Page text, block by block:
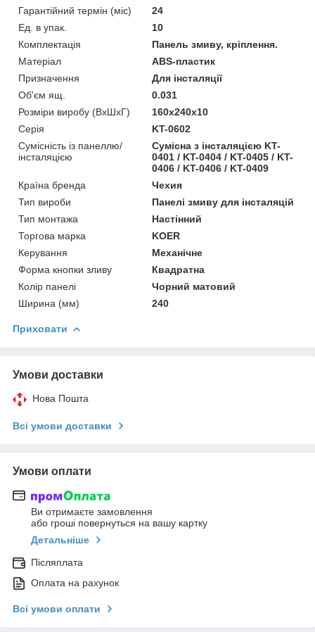
Гарантійний термін (міс)
24
Ед. в упак.
10
Комплектація
Панель змиву, кріплення.
Матеріал
ABS-пластик
Призначення
Для інсталяції
Об'єм ящ.
0.031
Розміри виробу (ВхШхГ)
160x240x10
Серія
KT-0602
Сумісність із панеллю/
інсталяцією
Сумісна з інсталяцією KT-
0401 / KT-0404 / KT-0405 / KT-
0406 / KT-0406 / KT-0409
Країна бренда
Чехия
Тип вироби
Панелі змиву для інсталяцій
Тип монтажа
Настінний
Торгова марка
KOER
Керування
Механічне
Форма кнопки зливу
Квадратна
Колір панелі
Чорний матовий
Ширина (мм)
240
Приховати
Умови доставки
Нова Пошта
Всі умови доставки
Умови оплати
Ви отримаєте замовлення
або гроші повернуться на вашу картку
Детальніше
Післяплата
Оплата на рахунок
Всі умови оплати